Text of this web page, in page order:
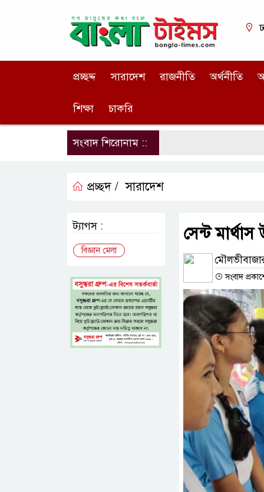
প্রচ্ছদ্দ সারাদেশ রাজনীতি অর্থনীতি
শিক্ষা চাকরি
সংবাদ শিরোনাম ::
প্রচ্ছদ / সারাদেশ
সেন্ট
সংবাদ
ট্যাগস :
বিজ্ঞান মেলা